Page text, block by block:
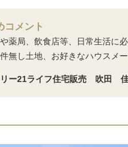
コメント
薬局、飲食店等、日常生活に
無し土地、お好きなハウスメ
リー21ライフ住宅販売 吹田